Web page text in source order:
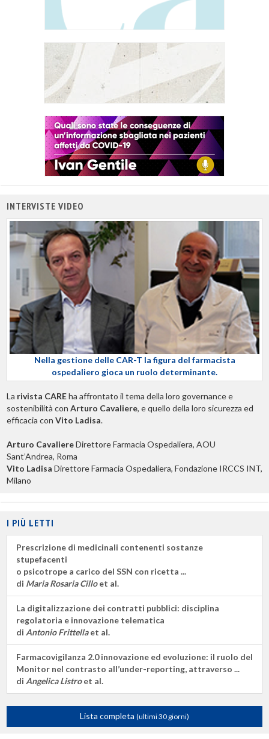
INTERVISTE VIDEO
Nella gestione delle CAR-T la figura del farmacista
ospedaliero gioca un ruolo determinante.
La rivista CAREha affrontato il tema della loro governance e
sostenibilità con Arturo Cavaliere, e quello della loro sicurezza ed
efficacia con Vito Ladisa.
Arturo CavaliereDirettore Farmacia Ospedaliera, AOU
Sant’Andrea, Roma
Vito Ladisa Direttore Farmacia Ospedaliera, Fondazione IRCCS INT,
Milano
I PIÙ LETTI
Prescrizione di medicinali contenenti sostanze
stupefacenti
o psicotrope a carico del SSN con ricetta ...
di Maria Rosaria Cilloet al.
La digitalizzazione dei contratti pubblici: disciplina
regolatoria e innovazione telematica
di Antonio Frittellaet al.
Farmacovigilanza 2.0 innovazione ed evoluzione: il ruolo del
Monitor nel contrasto all’under-reporting, attraverso ...
di Angelica Listroet al.
Lista completa (ultimi 30 giorni)